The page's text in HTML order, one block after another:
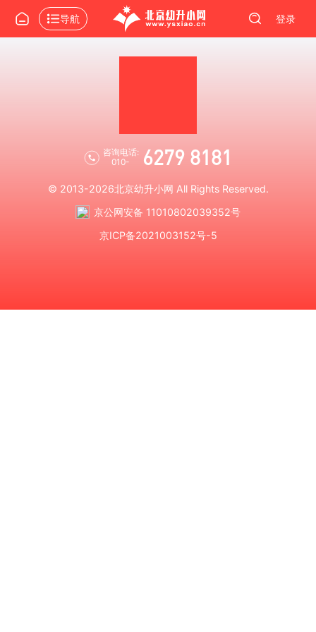
导航 登录
咨询电话:
010-
6279 8181
© 2013-2026北京幼升小网 All Rights Reserved.
京公网安备 11010802039352号
京ICP备2021003152号-5